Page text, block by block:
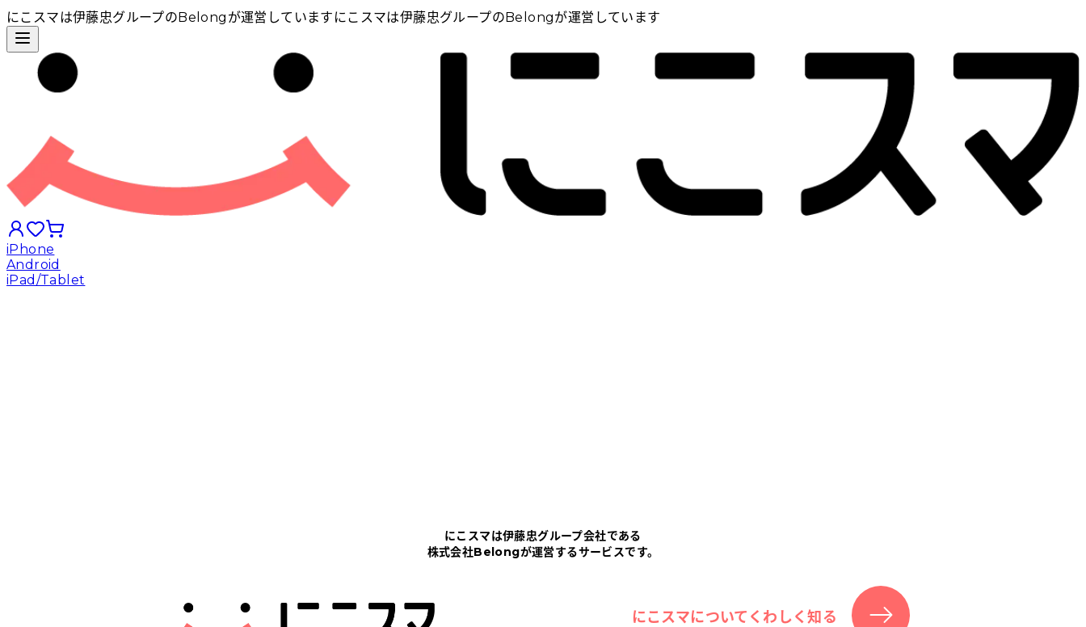
にこスマは伊藤忠グループのBelongが運営しています にこスマは伊藤忠グループのBelongが運営しています
iPhone
Android
iPad/Tablet
にこスマは伊藤忠グループ会社である
株式会社Belongが運営するサービスです。
にこスマについてくわしく知る